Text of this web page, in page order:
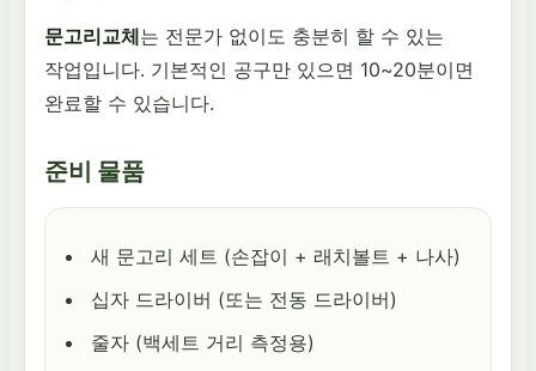
문고리교체는 전문가 없이도 충분히 할 수 있는
작업입니다. 기본적인 공구만 있으면 10~20분이면
완료할 수 있습니다.
준비 물품
새 문고리 세트 (손잡이 + 래치볼트 + 나사)
십자 드라이버 (또는 전동 드라이버)
줄자 (백세트 거리 측정용)